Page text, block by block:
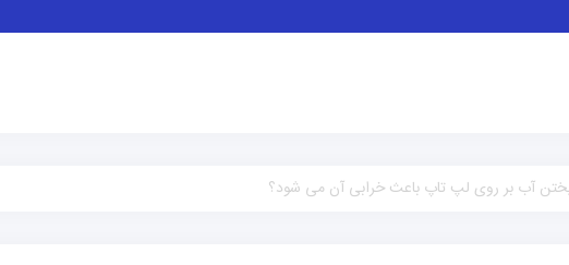
آب بر روی لپ تاپ باعث خرابی آن می شود؟